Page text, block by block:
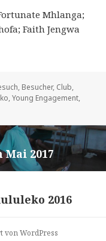
Mhlanga;
Faith Jengwa
, Besucher, Club,
,Young Engagement,
2017
2016
von WordPress